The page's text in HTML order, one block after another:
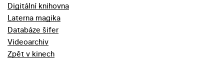
Digitální knihovna
Laterna magika
Databáze šifer
Videoarchiv
Zpět v kinech